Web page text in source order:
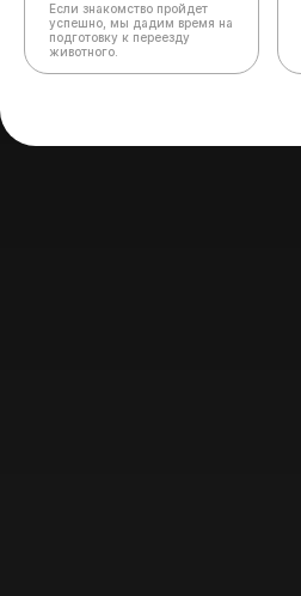
Если знакомство пройдет
успешно, мы дадим время на
подготовку к переезду
животного.